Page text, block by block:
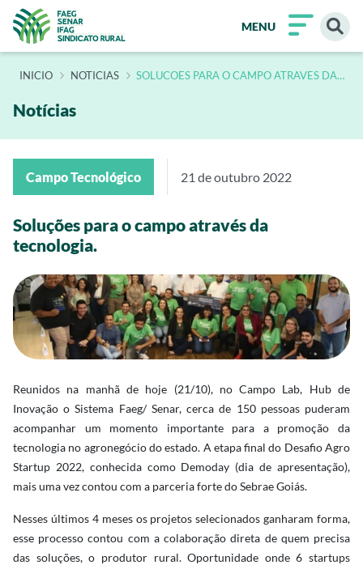
MENU
INÍCIO NOTICIAS SOLUCOES PARA O CAMPO ATRAVES DA
Notícias
Campo Tecnológico 21 de outubro 2022
Soluções para o campo através da
tecnologia.
Reunidos na manhã de hoje (21/10), no Campo Lab, Hub de
Inovação o Sistema Faeg/ Senar, cerca de 150 pessoas puderam
acompanhar um momento importante para a promoção da
tecnologia no agronegócio do estado. A etapa final do Desafio Agro
Startup 2022, conhecida como Demoday (dia de apresentação),
mais uma vez contou com a parceria forte do Sebrae Goiás.
Nesses últimos 4 meses os projetos selecionados ganharam forma,
esse processo contou com a colaboração direta de quem precisa
das soluções, o produtor rural. Oportunidade onde 6 startups